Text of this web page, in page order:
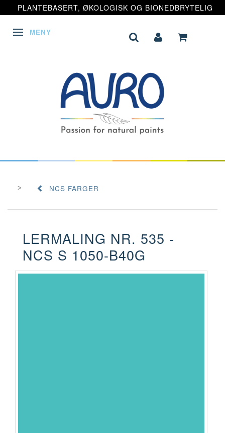
PLANTEBASERT, ØKOLOGISK OG BIONEDBRYTELIG
VEKSLE NAVIGASJON
MENY
NCS FARGER
LERMALING NR. 535 -
NCS S 1050-B40G